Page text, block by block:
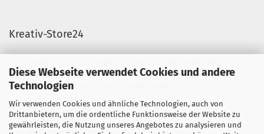
Diese Webseite verwendet Cookies und andere
Technologien
Wir verwenden Cookies und ähnliche Technologien, auch von
Drittanbietern, um die ordentliche Funktionsweise der Website zu
gewährleisten, die Nutzung unseres Angebotes zu analysieren und
Kreativ-Store24
Wir führen Schminkfarben von Diamond FX, Fusion
BodyArt & Mehron sowie Künstlermaterial.
Sie haben Fragen?
telefonisch: